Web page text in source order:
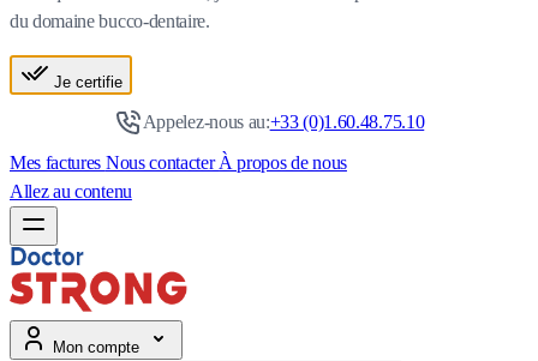
du domaine bucco-dentaire.
Je certifie
Appelez-nous au:+33 (0)1.60.48.75.10
Mes factures Nous contacterÀ propos de nous
Allez au contenu
Mon compte